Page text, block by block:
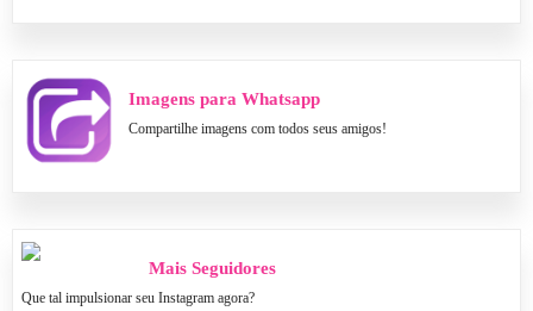
Imagens para Whatsapp
Compartilhe imagens com todos seus amigos!
Mais Seguidores
Que tal impulsionar seu Instagram agora?